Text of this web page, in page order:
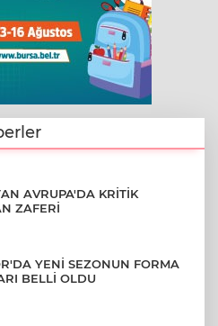
AVRUPA'DA KRİTİK
ZAFERİ
YENİ SEZONUN FORMA
BELLİ OLDU